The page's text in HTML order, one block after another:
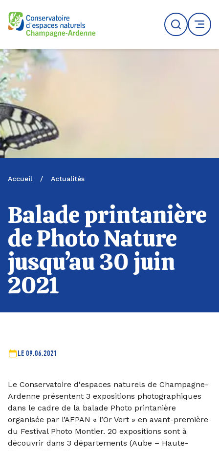
Logo du CENCA
Recherche
MENU
Accueil / Actualités
Balade printanière
de Photo Nature
jusqu’au 30 juin
2021
LE 09.06.2021
Le Conservatoire d'espaces naturels de Champagne-
Ardenne présentent 3 expositions photographiques
dans le cadre de la balade Photo printanière
organisée par l’AFPAN « l’Or Vert » en avant-première
du Festival Photo Montier. 20 expositions sont à
découvrir dans 3 départements (Aube – Haute-